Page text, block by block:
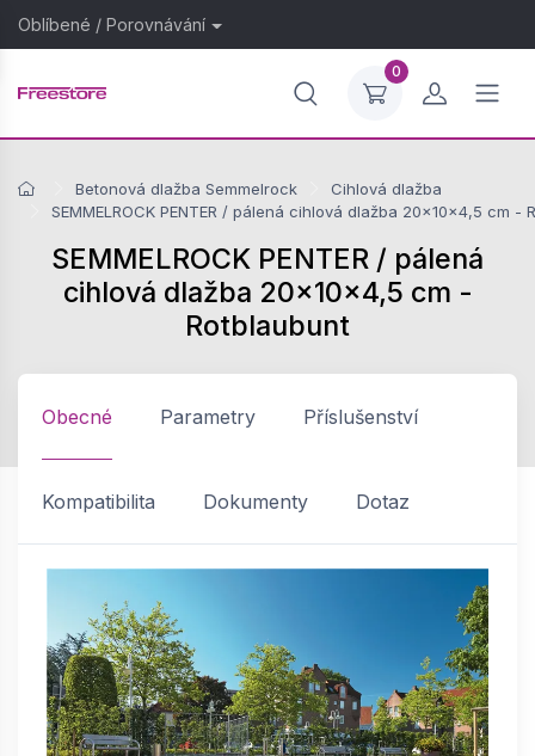
Oblíbené / Porovnávání
0
Betonová dlažba Semmelrock
Cihlová dlažba
SEMMELROCK PENTER / pálená cihlová dlažba 20x10x4,5 cm -
SEMMELROCK PENTER / pálená
cihlová dlažba 20x10x4,5 cm -
Rotblaubunt
Obecné Parametry Příslušenství
Kompatibilita Dokumenty Dotaz